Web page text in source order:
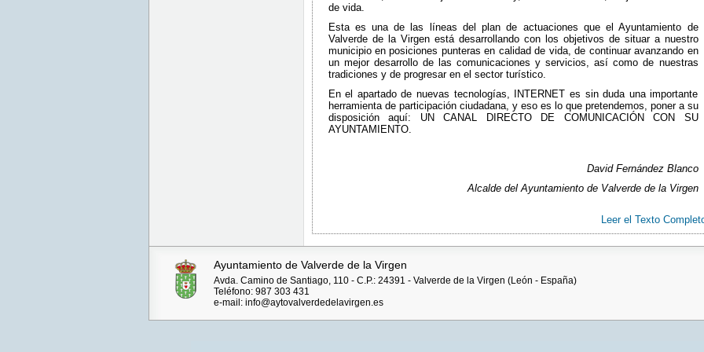
de vida.
Esta es una de las líneas del plan de actuaciones que el Ayuntamiento de
Valverde de la Virgen está desarrollando con los objetivos de situar a nuestro
municipio en posiciones punteras en calidad de vida, de continuar avanzando en
un mejor desarrollo de las comunicaciones y servicios, así como de nuestras
tradiciones y de progresar en el sector turístico.
En el apartado de nuevas tecnologías, INTERNET es sin duda una importante
herramienta de participación ciudadana, y eso es lo que pretendemos, poner a su
disposición aquí: UN CANAL DIRECTO DE COMUNICACIÓN CON SU
AYUNTAMIENTO.
David Fernández Blanco
Alcalde del Ayuntamiento de Valverde de la Virgen
Leer el Texto
Ayuntamiento de Valverde de la Virgen
Avda. Camino de Santiago, 110 - C.P.: 24391 - Valverde de la Virgen (León - España)
Teléfono: 987 303 431
e-mail: info@aytovalverdedelavirgen.es